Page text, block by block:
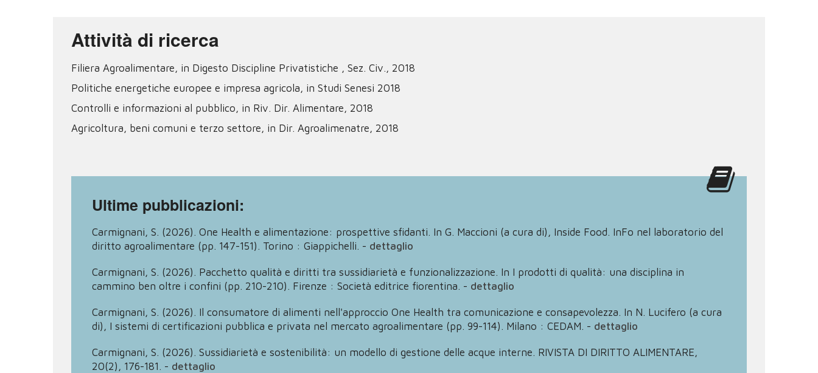
Attività di ricerca
Filiera Agroalimentare, in Digesto Discipline Privatistiche , Sez. Civ., 2018
Politiche energetiche europee e impresa agricola, in Studi Senesi 2018
Controlli e informazioni al pubblico, in Riv. Dir. Alimentare, 2018
Agricoltura, beni comuni e terzo settore, in Dir. Agroalimenatre, 2018
Ultime pubblicazioni:
Carmignani, S. (2026). One Health e alimentazione: prospettive sfidanti. In G. Maccioni (a cura di), Inside Food. InFo nel laboratorio del
diritto agroalimentare (pp. 147-151). Torino : Giappichelli. - dettaglio
Carmignani, S. (2026). Pacchetto qualità e diritti tra sussidiarietà e funzionalizzazione. In I prodotti di qualità: una disciplina in
cammino ben oltre i confini (pp. 210-210). Firenze : Società editrice fiorentina. - dettaglio
Carmignani, S. (2026). Il consumatore di alimenti nell'approccio One Health tra comunicazione e consapevolezza. In N. Lucifero (a cura
di), I sistemi di certificazioni pubblica e privata nel mercato agroalimentare (pp. 99-114). Milano : CEDAM. - dettaglio
Carmignani, S. (2026). Sussidiarietà e sostenibilità: un modello di gestione delle acque interne. RIVISTA DI DIRITTO ALIMENTARE,
20(2), 176-181. - dettaglio